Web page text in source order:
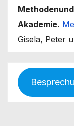
Akademie.
Gisela, Peter